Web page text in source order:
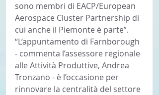
sono membri di EACP/European
Aerospace Cluster Partnership di
cui anche il Piemonte è parte”.
“L’appuntamento di Farnborough
- commenta l’assessore regionale
alle Attività Produttive, Andrea
Tronzano - è l’occasione per
rinnovare la centralità del settore